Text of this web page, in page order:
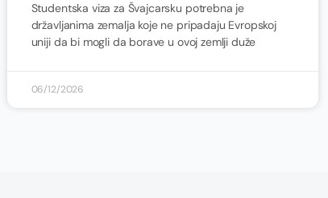
Studentska viza za Švajcarsku potrebna je
državljanima zemalja koje ne pripadaju Evropskoj
uniji da bi mogli da borave u ovoj zemlji duže
06/12/2026